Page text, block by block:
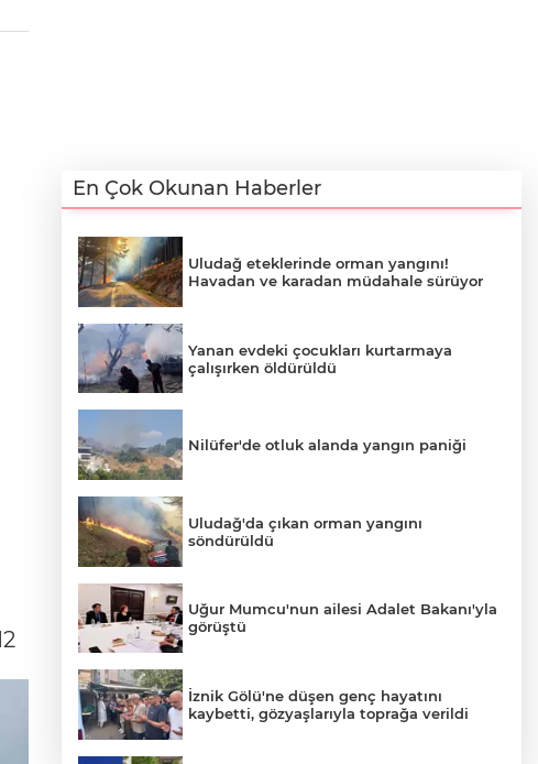
En Çok Okunan Haberler
Uludağ eteklerinde orman yangını!
Havadan ve karadan müdahale sürüyor
Yanan evdeki çocukları kurtarmaya
çalışırken öldürüldü
Nilüfer'de otluk alanda yangın paniği
Uludağ'da çıkan orman yangını
söndürüldü
Uğur Mumcu'nun ailesi Adalet Bakanı'yla
görüştü
İznik Gölü'ne düşen genç hayatını
kaybetti, gözyaşlarıyla toprağa verildi